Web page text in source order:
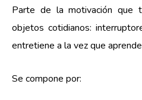
Parte de la motivación que
objetos cotidianos:
entretiene a la vez que
Se compone por: